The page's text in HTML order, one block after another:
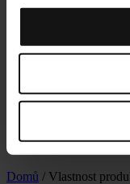
Domů / Vlastnost